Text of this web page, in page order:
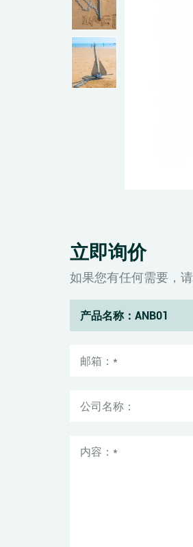
立即询价
如果您有任何需要，